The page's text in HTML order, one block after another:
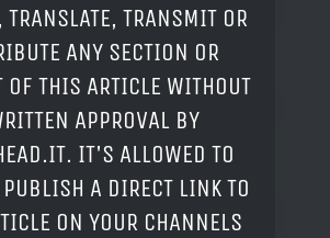
TRANSLATE, TRANSMIT OR
ANY SECTION OR
OF THIS ARTICLE WITHOUT
APPROVAL BY
IT'S ALLOWED TO
PUBLISH A DIRECT LINK TO
ON YOUR CHANNELS